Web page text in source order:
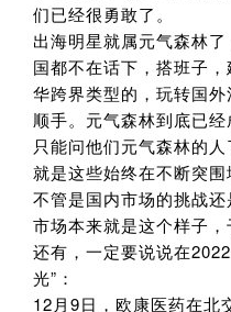
们已经很勇敢了。
出海明星就属元气森林
国都不在话下，搭班子
华跨界类型的，玩转国
顺手。元气森林到底已
只能问他们元气森林的人
就是这些始终在不断突围
不管是国内市场的挑战
市场本来就是这个样子，
还有，一定要说说在
光”：
12月9日，欧康医药在北